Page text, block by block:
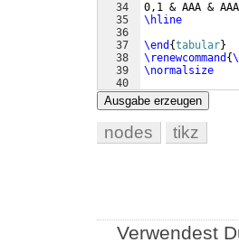
34
35
36
37
38
39
40
41
0,1 & AAA &
\hline
\end {tabular}
\renewcommand {
\normalsize
};
Ausgabe erzeugen
nodes tikz
Verwendest